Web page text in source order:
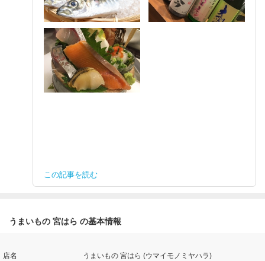
この記事を読む
うまいもの 宮はら の基本情報
店名 うまいもの 宮はら (ウマイモノミヤハラ)